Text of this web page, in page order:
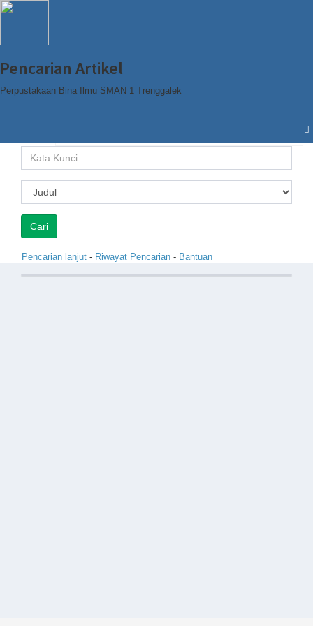
Pencarian Artikel
Perpustakaan Bina Ilmu SMAN 1 Trenggalek
Pencarian lanjut - Riwayat Pencarian - Bantuan